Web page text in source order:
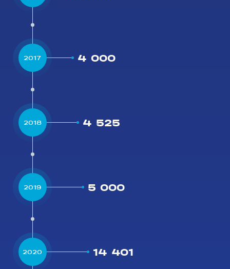
4 000
2017
4 525
2018
5 000
2019
14 401
2020